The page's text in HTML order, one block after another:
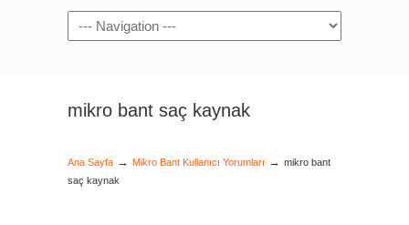
Navigation
mikro bant saç kaynak
Ana Sayfa → Mikro Bant Kullanıcı Yorumları → mikro bant
saç kaynak